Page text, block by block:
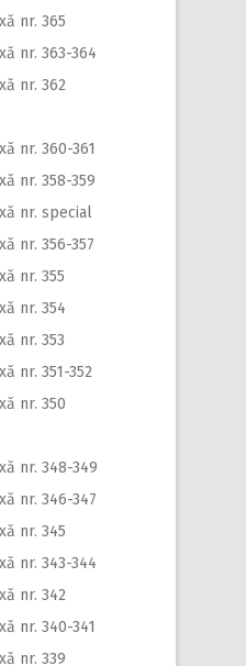
nr. 365
nr. 363-364
nr. 362
nr. 360-361
nr. 358-359
nr. special
nr. 356-357
nr. 355
nr. 354
nr. 353
nr. 351-352
nr. 350
nr. 348-349
nr. 346-347
nr. 345
nr. 343-344
nr. 342
nr. 340-341
nr. 339